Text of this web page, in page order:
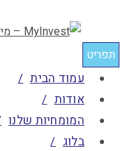
תפריט
עמוד הבית
אודות
המומחיות שלנו
בלוג